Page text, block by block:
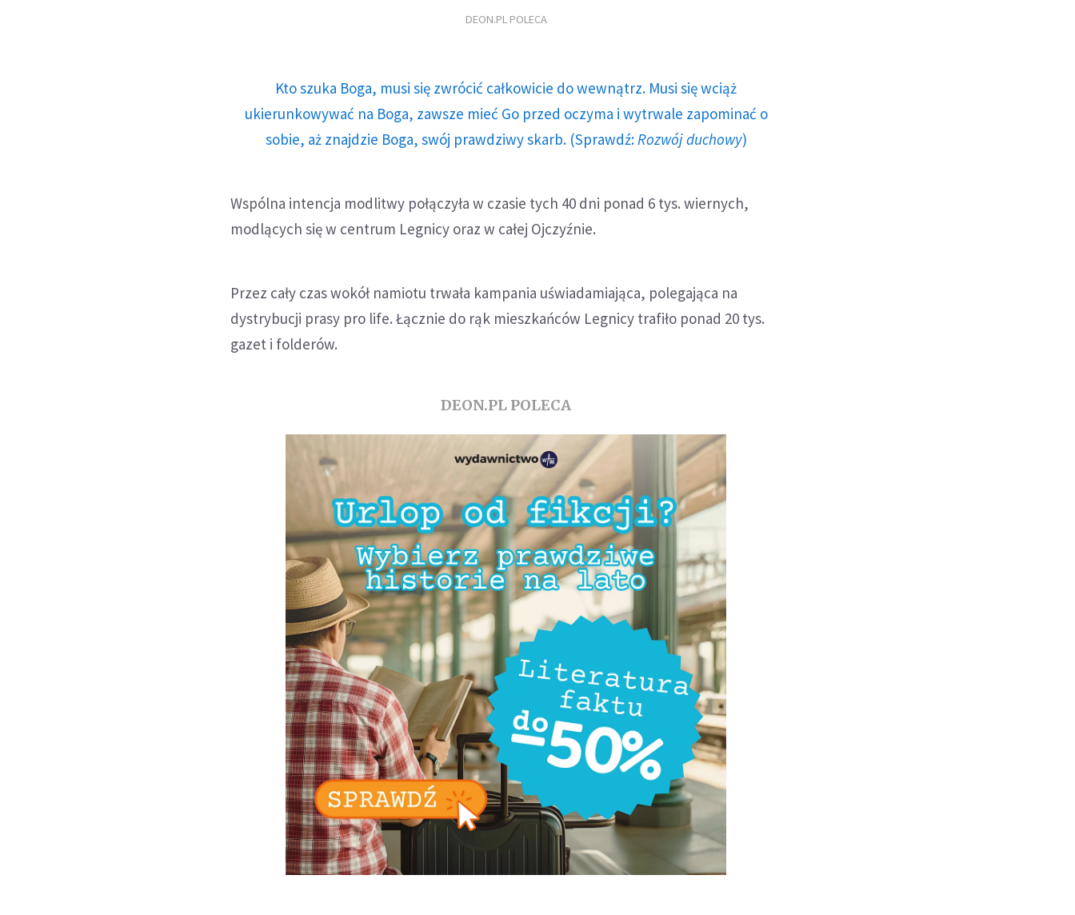
DEON.PL POLECA
Kto szuka Boga, musi się zwrócić całkowicie do wewnątrz. Musi się wciąż
ukierunkowywać na Boga, zawsze mieć Go przed oczyma i wytrwale zapominać o
sobie, aż znajdzie Boga, swój prawdziwy skarb. (Sprawdź: Rozwój duchowy)
Wspólna intencja modlitwy połączyła w czasie tych 40 dni ponad 6 tys. wiernych,
modlących się w centrum Legnicy oraz w całej Ojczyźnie.
Przez cały czas wokół namiotu trwała kampania uświadamiająca, polegająca na
dystrybucji prasy pro life. Łącznie do rąk mieszkańców Legnicy trafiło ponad 20 tys.
gazet i folderów.
DEON.PL POLECA